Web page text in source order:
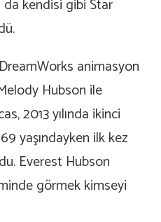
da kendisi gibi Star
animasyon
Hubson ile
2013 yılında ikinci
yaşındayken ilk kez
Everest Hubson
görmek kimseyi